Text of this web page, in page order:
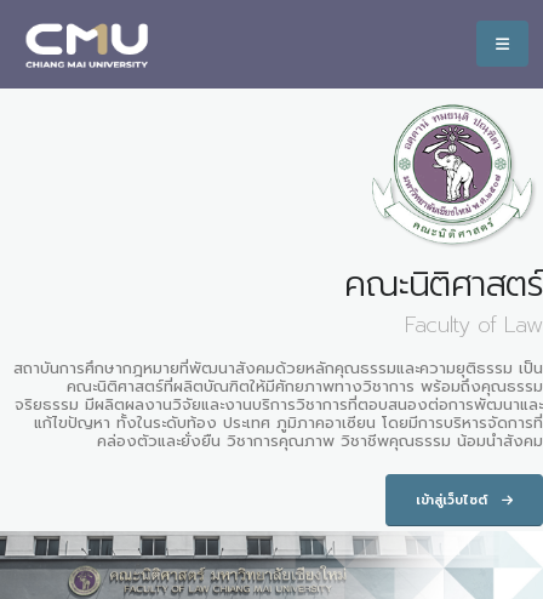
คณะนิติศาสตร์
Faculty of Law
สถาบันการศึกษากฎหมายที่พัฒนาสังคมด้วยหลักคุณธรรมและความยุติธรรม เป็น
คณะนิติศาสตร์ที่ผลิตบัณฑิตให้มีศักยภาพทางวิชาการ พร้อมถึงคุณธรรม
จริยธรรม มีผลิตผลงานวิจัยและงานบริการวิชาการที่ตอบสนองต่อการพัฒนาและ
แก้ไขปัญหา ทั้งในระดับท้อง ประเทศ ภูมิภาคอาเซียน โดยมีการบริหารจัดการที่
คล่องตัวและยั่งยืน วิชาการคุณภาพ วิชาชีพคุณธรรม น้อมนำสังคม
เข้าสู่เว็บไซต์